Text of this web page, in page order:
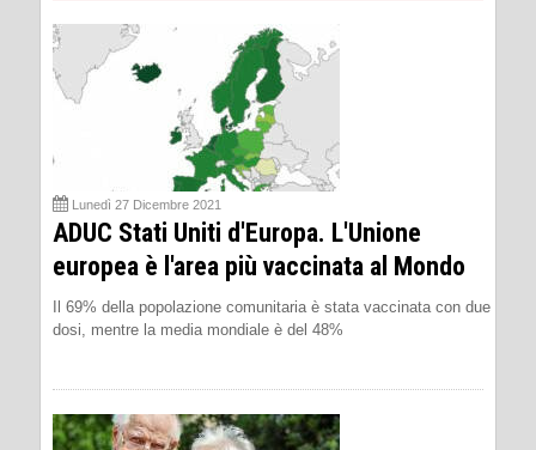
Lunedì 27 Dicembre 2021
ADUC Stati Uniti d'Europa. L'Unione
europea è l'area più vaccinata al Mondo
Il 69% della popolazione comunitaria è stata vaccinata con due
dosi, mentre la media mondiale è del 48%